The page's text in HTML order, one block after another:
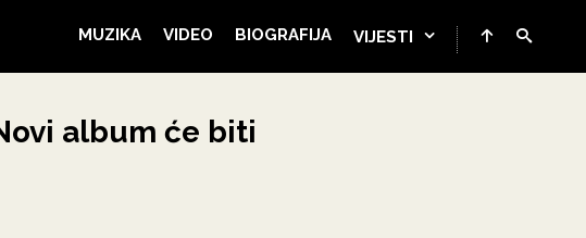
MUZIKA VIDEO BIOGRAFIJA VIJESTI
album će biti